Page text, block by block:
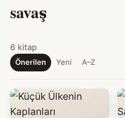
savaş
6 kitap
Önerilen Yeni A–Z